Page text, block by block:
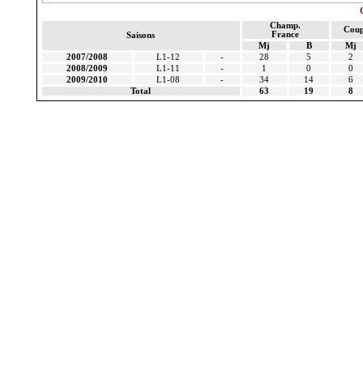
Saisons
Champ.
France
Mj
B
Mj
2007/2008
L1-12 - 28 5
2
2008/2009
L1-11 - 1 0
0
2009/2010
L1-08 - 34 14
6
Total
63 19 8